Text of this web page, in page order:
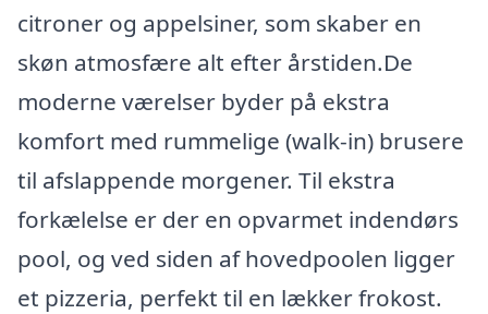
citroner og appelsiner, som skaber en
skøn atmosfære alt efter årstiden.De
moderne værelser byder på ekstra
komfort med rummelige (walk-in) brusere
til afslappende morgener. Til ekstra
forkælelse er der en opvarmet indendørs
pool, og ved siden af hovedpoolen ligger
et pizzeria, perfekt til en lækker frokost.